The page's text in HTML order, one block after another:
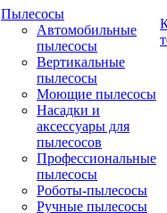
Пылесосы
Автомобильные
пылесосы
Вертикальные
пылесосы
Моющие пылесосы
Насадки и
аксессуары для
пылесосов
Профессиональные
пылесосы
Роботы-пылесосы
Ручные пылесосы